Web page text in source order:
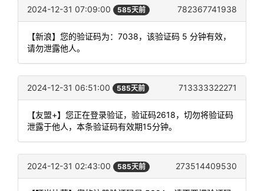
2024-12-31 07:09:00 585天前 782367741938
【新浪】您的验证码为：7038，该验证码 5 分钟有效，
请勿泄露他人。
2024-12-31 06:51:00 585天前 713333322271
【友盟+】您正在登录验证，验证码2618，切勿将验证码
泄露于他人，本条验证码有效期15分钟。
2024-12-31 02:43:00 585天前 273514409530